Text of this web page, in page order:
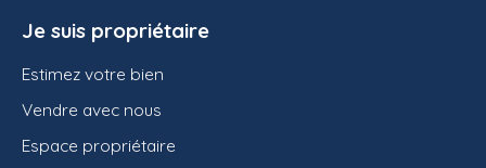
Je suis propriétaire
Estimez votre bien
Vendre avec nous
Espace propriétaire